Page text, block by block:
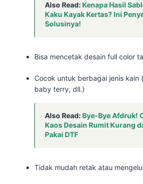
Also Read:Kenapa Hasil
Kaku Kayak Kertas? Ini
Solusinya!
Bisa mencetak desain full color
Cocok untuk berbagai jenis kain
baby terry, dll.)
Also Read:Bye-Bye Afdruk!
Kaos Desain Rumit Kurang
Pakai DTF
Tidak mudah retak atau